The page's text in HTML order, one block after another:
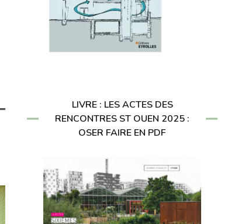
LIVRE : LES ACTES DES
RENCONTRES ST OUEN 2025 :
OSER FAIRE EN PDF